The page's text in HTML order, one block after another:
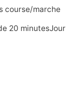
course/marche
20 minutesJour